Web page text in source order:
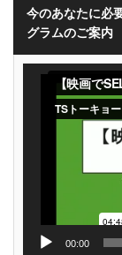
今のあなたに必
グラムのご案内
00:00